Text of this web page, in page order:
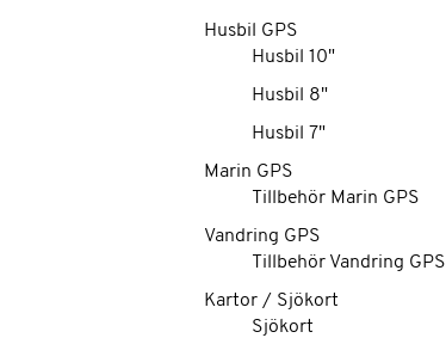
Husbil GPS
Husbil 10"
Husbil 8"
Husbil 7"
Marin GPS
Tillbehör Marin GPS
Vandring GPS
Tillbehör Vandring GPS
Kartor / Sjökort
Sjökort